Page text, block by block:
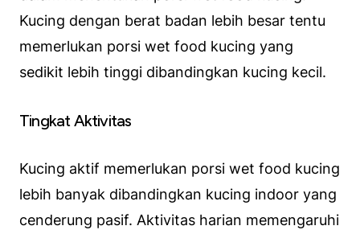
Kucing dengan berat badan lebih besar tentu
memerlukan porsi wet food kucing yang
sedikit lebih tinggi dibandingkan kucing kecil.
Tingkat Aktivitas
Kucing aktif memerlukan porsi wet food kucing
lebih banyak dibandingkan kucing indoor yang
cenderung pasif. Aktivitas harian memengaruhi